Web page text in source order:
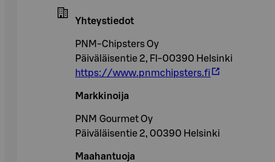
Yhteystiedot
PNM-Chipsters Oy
Päiväläisentie 2, FI-00390 Helsinki
https://www.pnmchipsters.fi
Markkinoija
PNM Gourmet Oy
Päiväläisentie 2, 00390 Helsinki
Maahantuoja